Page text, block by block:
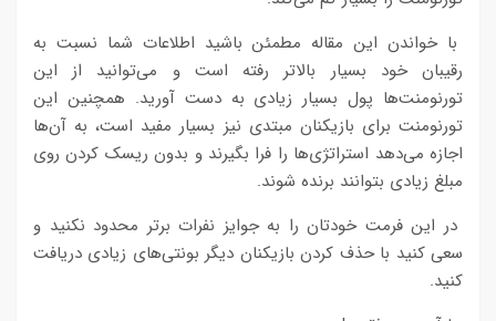
با خواندن این مقاله مطمئن باشید اطلاعات شما نسبت به
رقیبان خود بسیار بالاتر رفته است و می‌توانید از این
تورنومنت‌ها پول بسیار زیادی به دست آورید. همچنین این
تورنومنت برای بازیکنان مبتدی نیز بسیار مفید است، به آن‌ها
اجازه می‌دهد استراتژی‌ها را فرا بگیرند و بدون ریسک کردن روی
مبلغ زیادی بتوانند برنده شوند.
در این فرمت خودتان را به جوایز نفرات برتر محدود نکنید و
سعی کنید با حذف کردن بازیکنان دیگر بونتی‌های زیادی دریافت
کنید.